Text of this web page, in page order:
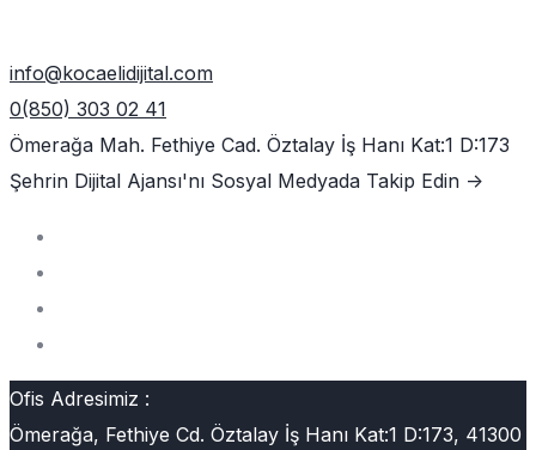
info@kocaelidijital.com
0(850) 303 02 41
Ömerağa Mah. Fethiye Cad. Öztalay İş Hanı Kat:1 D:173
Şehrin Dijital Ajansı'nı Sosyal Medyada Takip Edin ->
Ofis Adresimiz :
Ömerağa, Fethiye Cd. Öztalay İş Hanı Kat:1 D:173, 41300